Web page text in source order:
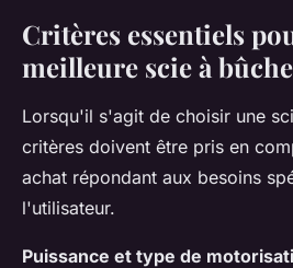
Critères essentiels
meilleure scie à bûche
Lorsqu'il s'agit de choisir une
critères doivent être pris en
achat répondant aux besoins
l'utilisateur.
Puissance et type de